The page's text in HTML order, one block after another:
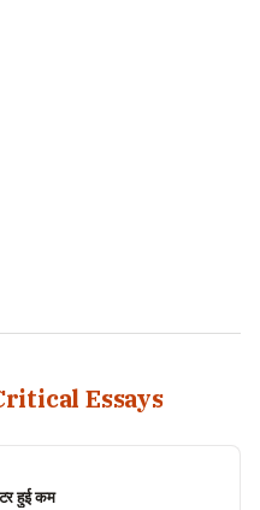
Essays
हुई कम